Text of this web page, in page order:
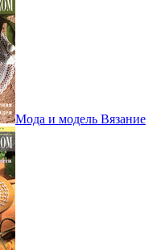
Мода и модель Вязание